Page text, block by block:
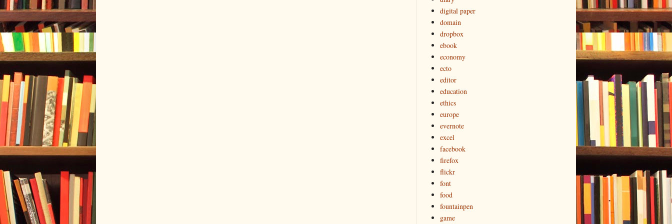
digital paper
domain
dropbox
ebook
economy
ecto
editor
education
ethics
europe
evernote
excel
facebook
firefox
flickr
font
food
fountainpen
game